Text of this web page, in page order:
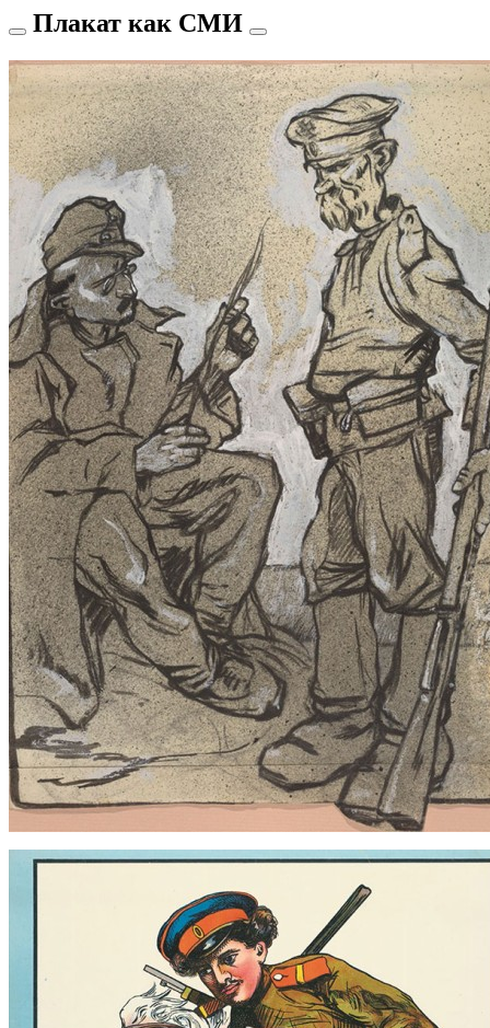
Плакат как СМИ